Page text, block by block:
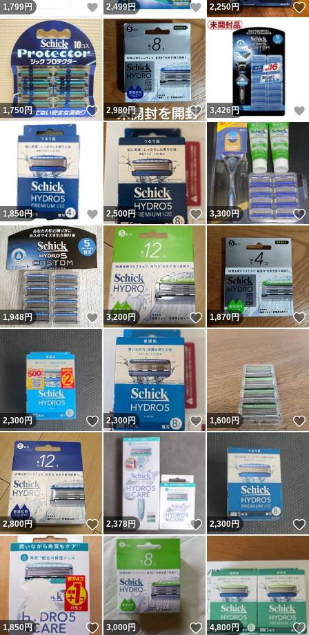
1,799円 いいね！
2,499円 いいね！
2,250円
1,750円 いいね！
2,980円 いいね！
3,426 円
1,850円 いいね！
2,500円 いいね！
3,300円
1,948円 いいね！
3,200円 いいね！
1,870円
2,300円 いいね！
2,300円 いいね！
1,600円
2,800円 いいね！
2,378円 いいね！
2,300円
1,850円 いいね！
3,000円 いいね！
4,800円